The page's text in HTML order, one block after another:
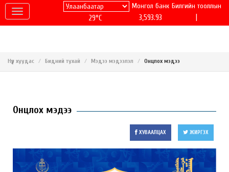
29°C
Монгол банк
3,593.93
Билгийн тооллын
Нүүр хуудас Бидний тухай Мэдээ мэдээлэл Онцлох мэдээ
Онцлох мэдээ
ХУВААЛЦАХ ЖИРГЭХ